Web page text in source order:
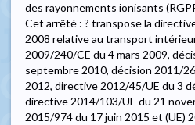
des rayonnements ionisants
Cet arrêté : ? transpose la
2008 relative au transport
2009/240/CE du 4 mars 2009,
septembre 2010, décision 2011/
2012, directive 2012/45/UE du 3
directive 2014/103/UE du 21
2015/974 du 17 juin 2015 et (UE)